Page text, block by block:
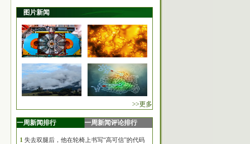
图片新闻
>>更多
一周新闻排行 一周新闻评论排行
1 失去双腿后，他在轮椅上书写“高可信”的代码